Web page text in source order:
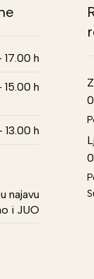
h
h
h
najavu
i JUO